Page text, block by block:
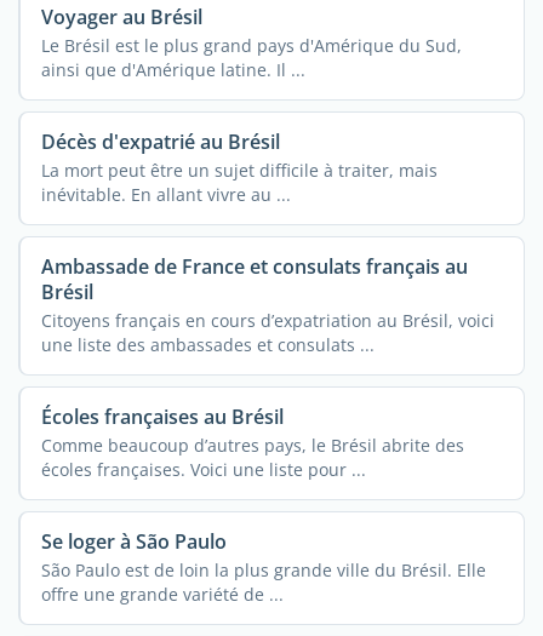
Voyager au Brésil
Le Brésil est le plus grand pays d'Amérique du Sud,
ainsi que d'Amérique latine. Il ...
Décès d'expatrié au Brésil
La mort peut être un sujet difficile à traiter, mais
inévitable. En allant vivre au ...
Ambassade de France et consulats français au
Brésil
Citoyens français en cours d’expatriation au Brésil, voici
une liste des ambassades et consulats ...
Écoles françaises au Brésil
Comme beaucoup d’autres pays, le Brésil abrite des
écoles françaises. Voici une liste pour ...
Se loger à São Paulo
São Paulo est de loin la plus grande ville du Brésil. Elle
offre une grande variété de ...